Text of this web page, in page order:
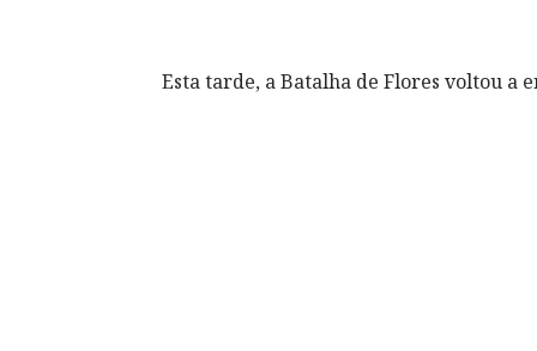
Esta tarde, a Batalha de Flores voltou a